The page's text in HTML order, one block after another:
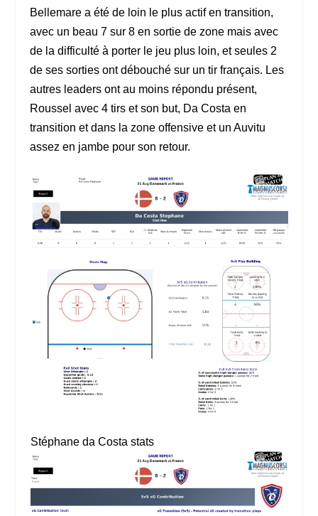
Bellemare a été de loin le plus actif en transition,
avec un beau 7 sur 8 en sortie de zone mais avec
de la difficulté à porter le jeu plus loin, et seules 2
de ses sorties ont débouché sur un tir français. Les
autres leaders ont au moins répondu présent,
Roussel avec 4 tirs et son but, Da Costa en
transition et dans la zone offensive et un Auvitu
assez en jambe pour son retour.
Stéphane da Costa stats